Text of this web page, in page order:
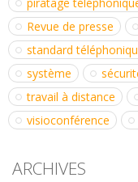
piratage
Revue de presse
standard
système
travail à distance
visioconférence
ARCHIVES